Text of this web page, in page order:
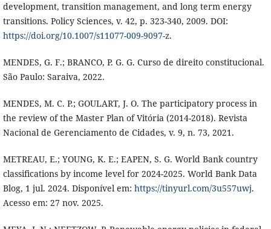
development, transition management, and long term energy
transitions. Policy Sciences, v. 42, p. 323-340, 2009. DOI:
https://doi.org/10.1007/s11077-009-9097-z.
MENDES, G. F.; BRANCO, P. G. G. Curso de direito constitucional.
São Paulo: Saraiva, 2022.
MENDES, M. C. P.; GOULART, J. O. The participatory process in
the review of the Master Plan of Vitória (2014-2018). Revista
Nacional de Gerenciamento de Cidades, v. 9, n. 73, 2021.
METREAU, E.; YOUNG, K. E.; EAPEN, S. G. World Bank country
classifications by income level for 2024-2025. World Bank Data
Blog, 1 jul. 2024. Disponível em: https://tinyurl.com/3u557uwj.
Acesso em: 27 nov. 2025.